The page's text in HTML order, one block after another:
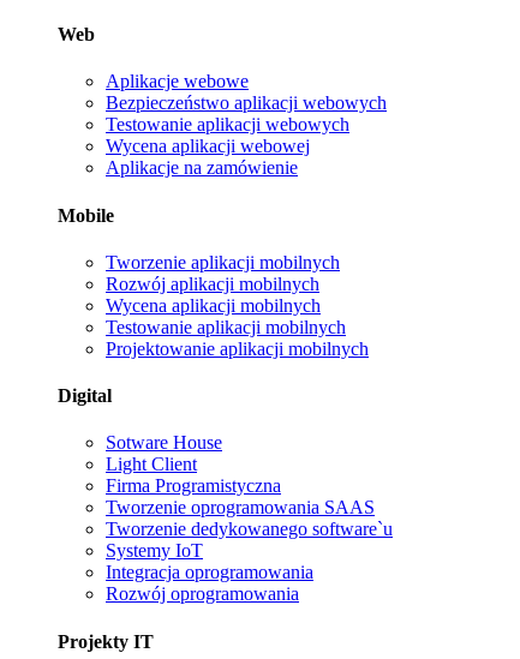
Web
Aplikacje webowe
Bezpieczeństwo aplikacji webowych
Testowanie aplikacji webowych
Wycena aplikacji webowej
Aplikacje na zamówienie
Mobile
Tworzenie aplikacji mobilnych
Rozwój aplikacji mobilnych
Wycena aplikacji mobilnych
Testowanie aplikacji mobilnych
Projektowanie aplikacji mobilnych
Digital
Sotware House
Light Client
Firma Programistyczna
Tworzenie oprogramowania SAAS
Tworzenie dedykowanego software`u
Systemy IoT
Integracja oprogramowania
Rozwój oprogramowania
Projekty IT